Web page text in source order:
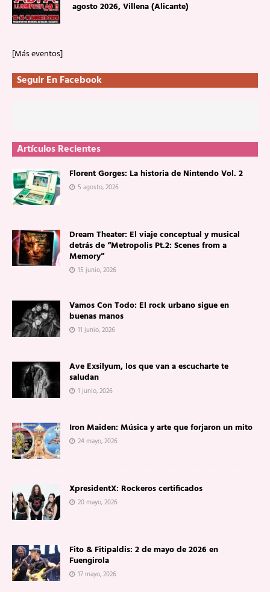
agosto 2026, Villena (Alicante)
[Más eventos]
Seguir En Facebook
Artículos Recientes
Florent Gorges: La historia de Nintendo Vol. 2
5 agosto, 2026
Dream Theater: El viaje conceptual y musical
detrás de “Metropolis Pt.2: Scenes from a
Memory”
15 junio, 2026
Vamos Con Todo: El rock urbano sigue en
buenas manos
11 junio, 2026
Ave Exsilyum, los que van a escucharte te
saludan
1 junio, 2026
Iron Maiden: Música y arte que forjaron un mito
24 mayo, 2026
XpresidentX: Rockeros certificados
20 mayo, 2026
Fito & Fitipaldis: 2 de mayo de 2026 en
Fuengirola
17 mayo, 2026